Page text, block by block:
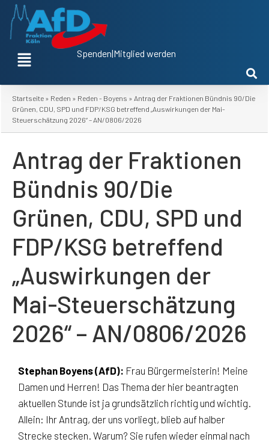
Spenden|Mitglied werden
Startseite » Reden » Reden - Boyens » Antrag der Fraktionen Bündnis 90/Die
Grünen, CDU, SPD und FDP/KSG betreffend „Auswirkungen der Mai-
Steuerschätzung 2026“ – AN/0806/2026
Antrag der Fraktionen
Bündnis 90/Die
Grünen, CDU, SPD und
FDP/KSG betreffend
„Auswirkungen der
Mai-Steuerschätzung
2026“ – AN/0806/2026
Stephan Boyens (AfD): Frau Bürgermeisterin! Meine
Damen und Herren! Das Thema der hier beantragten
aktuellen Stunde ist ja grundsätzlich richtig und wichtig.
Allein: Ihr Antrag, der uns vorliegt, blieb auf halber
Strecke stecken. Warum? Sie rufen wieder einmal nach